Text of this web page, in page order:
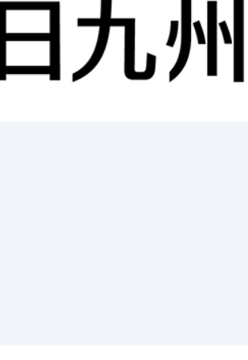
会社案内 事業紹介 サステナ